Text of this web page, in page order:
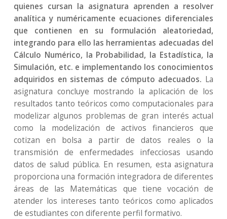
quienes cursan la asignatura aprenden a resolver
analítica y numéricamente ecuaciones diferenciales
que contienen en su formulación aleatoriedad,
integrando para ello las herramientas adecuadas del
Cálculo Numérico, la Probabilidad, la Estadística, la
Simulación, etc. e implementando los conocimientos
adquiridos en sistemas de cómputo adecuados. La
asignatura concluye mostrando la aplicación de los
resultados tanto teóricos como computacionales para
modelizar algunos problemas de gran interés actual
como la modelización de activos financieros que
cotizan en bolsa a partir de datos reales o la
transmisión de enfermedades infecciosas usando
datos de salud pública. En resumen, esta asignatura
proporciona una formación integradora de diferentes
áreas de las Matemáticas que tiene vocación de
atender los intereses tanto teóricos como aplicados
de estudiantes con diferente perfil formativo.